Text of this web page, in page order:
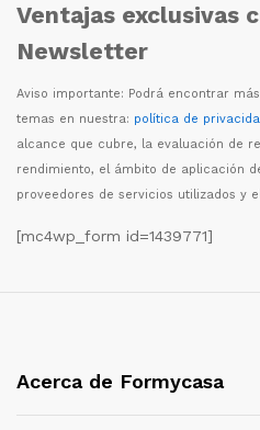
Ventajas exclusivas
Newsletter
Aviso importante: Podrá encontrar má
temas en nuestra: política de
alcance que cubre, la evaluación de
rendimiento, el ámbito de aplicación
proveedores de servicios utilizados y
[mc4wp_form id=1439771]
Acerca de Formycasa